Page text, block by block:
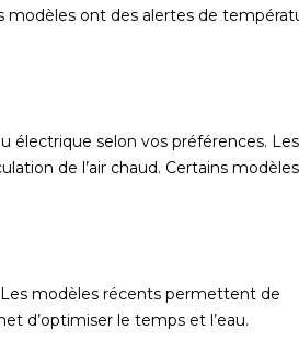
ont des alertes de
électrique selon vos préférences. Les
de l’air chaud. Certains modèles
modèles récents permettent de
d’optimiser le temps et l’eau.